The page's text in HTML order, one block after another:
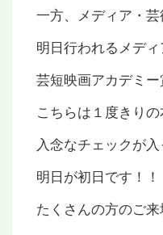
一方、メディア・
明日行われるメデ
芸短映画アカデミー
こちらは１度きり
入念なチェックが入
明日が初日です！！
たくさんの方のご